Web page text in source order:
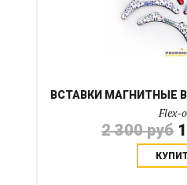
ВСТАВКИ МАГНИТНЫЕ В
Flex-
2 300 руб